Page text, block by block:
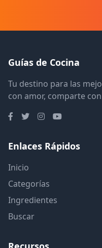
Guías de Cocina
Tu destino para las
con amor, comparte
Enlaces Rápidos
Inicio
Categorías
Ingredientes
Buscar